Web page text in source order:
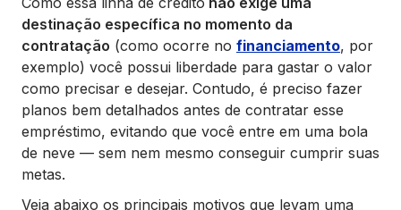
destinação específica no momento da
contratação (como ocorre no financiamento, por
exemplo) você possui liberdade para gastar o valor
como precisar e desejar. Contudo, é preciso fazer
planos bem detalhados antes de contratar esse
empréstimo, evitando que você entre em uma bola
de neve — sem nem mesmo conseguir cumprir suas
metas.
Veja abaixo os principais motivos que levam uma